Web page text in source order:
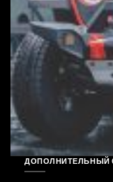
ДОПОЛНИТЕЛЬНЫЙ